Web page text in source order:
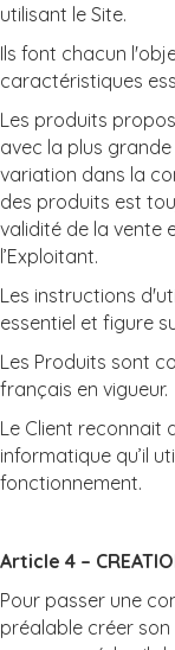
utilisant le Site.
Ils font chacun
caractéristiques
Les produits
avec la plus
variation dans la
des produits est
validité de la vente
l’Exploitant.
Les instructions
essentiel et figure
Les Produits sont
français en vigueur.
Le Client reconnait
informatique qu’il
fonctionnement.
Article 4 –
Pour passer une
préalable créer son